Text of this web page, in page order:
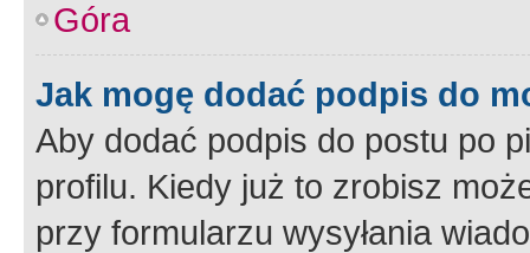
Góra
Jak mogę dodać podpis do
Aby dodać podpis do postu po
profilu. Kiedy już to zrobisz
przy formularzu wysyłania